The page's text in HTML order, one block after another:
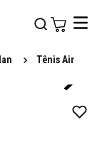
Tênis Air